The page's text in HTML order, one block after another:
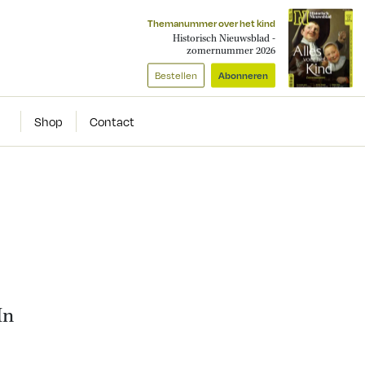
Themanummer over het kind
Historisch Nieuwsblad -
zomernummer 2026
Bestellen Abonneren
Shop Contact